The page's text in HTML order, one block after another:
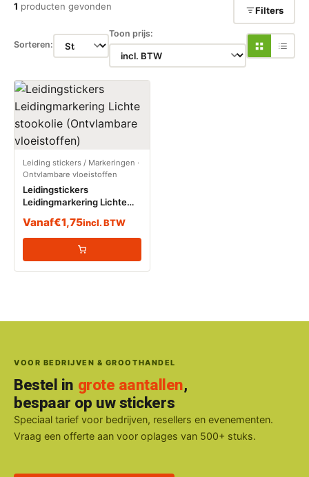
1 producten gevonden Filters
Sorteren:
Toon prijs:
Leiding stickers / Markeringen ·
Ontvlambare vloeistoffen
Leidingstickers
Leidingmarkering Lichte
vloeistoffen)
Vanaf€1,75incl. BTW
VOOR BEDRIJVEN & GROOTHANDEL
Bestel in grote aantallen,
bespaar op uw stickers
Speciaal tarief voor bedrijven, resellers en evenementen.
Vraag een offerte aan voor oplages van 500+ stuks.